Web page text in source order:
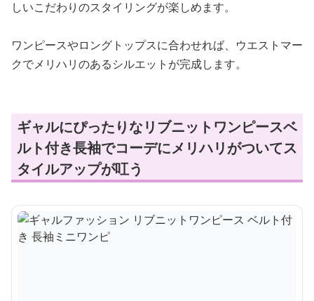
しいこだわりのスタイリングが楽しめます。
ワンピースやロングトップスに合わせれば、ウエストマー
クでメリハリのあるシルエットが完成します。
ギャルにぴったりなリブニットワンピースベ
ルト付き長袖でコーデにメリハリがついてス
タイルアップが叿う